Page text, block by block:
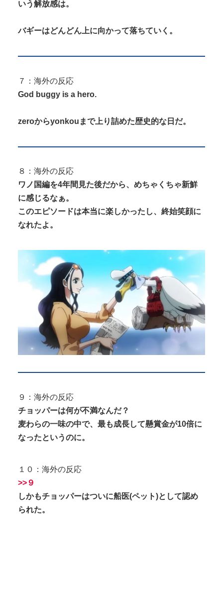
いう解放感は。
バギーはどんどん上に向かって落ちていく。
７：海外の反応
God buggy is a hero.
zeroからyonkouまで上り詰めた歴史的な日だ。
８：海外の反応
ワノ国編を4年間見た後だから、めちゃくちゃ新鮮
に感じるなぁ。
このエピソードは本当に楽しかったし、終始笑顔に
なれたよ。
９：海外の反応
チョッパーは何が不満なんだ？
麦わらの一味の中で、最も成長して懸賞金が10倍に
なったというのに。
１０：海外の反応
>>９
しかもチョッパーはついに船医(ペット)として認め
られた。